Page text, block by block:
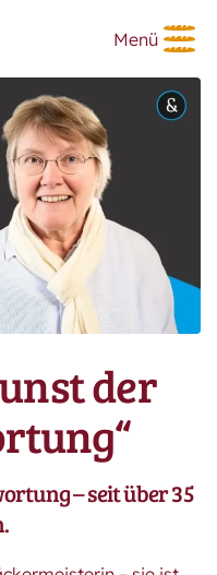
Menü
der
– seit über 35